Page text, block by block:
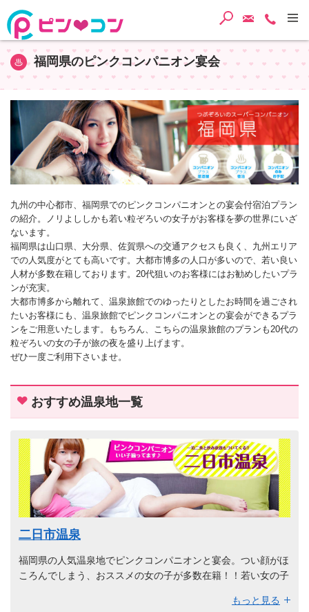
ご予約・
検索
福岡県のピンクコンパニオン宴会
九州の中心都市、福岡県でのピンクコンパニオンとの宴会付宿泊プラン
の紹介。ノリよししかも若い粒ぞろいの女子がお客様を夢の世界にいざ
ないます。
福岡県は山口県、大分県、佐賀県への交通アクセスも良く、九州エリア
での人気度がとても高いです。大都市博多の人口が多いので、若い良い
人材が多数在籍しております。20代狙いのお客様にはお勧めしたいプラ
ンが充実。
大都市博多から離れて、温泉旅館でのゆったりとしたお時間を過ごされ
たいお客様にも、温泉旅館でピンクコンパニオンとの宴会ができるプラ
ンをご用意いたします。もちろん、こちらの温泉旅館のプランも20代の
粒ぞろいの女の子が旅の夜を盛り上げます。
ぜひ一度ご利用下さいませ。
おすすめ温泉地一覧
二日市温泉
福岡県の人気温泉地でピンクコンパニオンと宴会。つい顔がほ
ころんでしまう、おススメの女の子が多数在籍！！若い女の子
ピンクコンパニオンを多く排出している福岡県の温泉地で、ピ
もっと見る